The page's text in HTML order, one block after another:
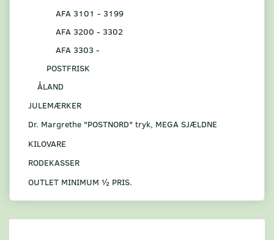
AFA 3101 - 3199
AFA 3200 - 3302
AFA 3303 -
POSTFRISK
ÅLAND
JULEMÆRKER
Dr. Margrethe "POSTNORD" tryk, MEGA SJÆLDNE
KILOVARE
RODEKASSER
OUTLET MINIMUM ½ PRIS.